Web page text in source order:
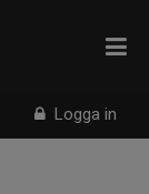
Logga in